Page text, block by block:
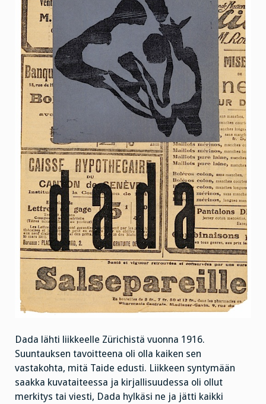
Dada lähti liikkeelle Zürichistä vuonna 1916.
Suuntauksen tavoitteena oli olla kaiken sen
vastakohta, mitä Taide edusti. Liikkeen syntymään
saakka kuvataiteessa ja kirjallisuudessa oli ollut
merkitys tai viesti, Dada hylkäsi ne ja jätti kaikki